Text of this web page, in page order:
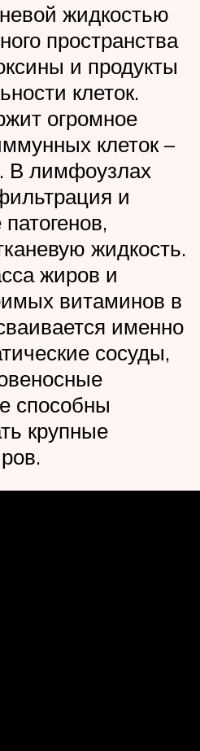
жидкостью
пространства
и продукты
клеток.
огромное
клеток –
В лимфоузлах
и
жидкость.
жиров и
витаминов в
именно
сосуды,
способны
крупные